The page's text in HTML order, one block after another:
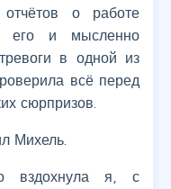
о работе
его и мысленно
в одной из
всё перед
сюрпризов.
Михель.
вздохнула я, с